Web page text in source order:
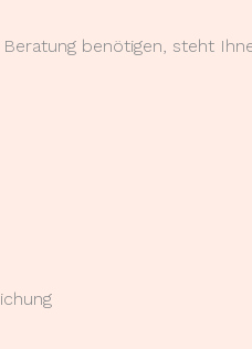
benötigen, steht